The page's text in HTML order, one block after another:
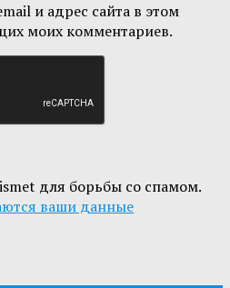
и адрес сайта в этом
моих комментариев.
для борьбы со спамом.
ваши данные